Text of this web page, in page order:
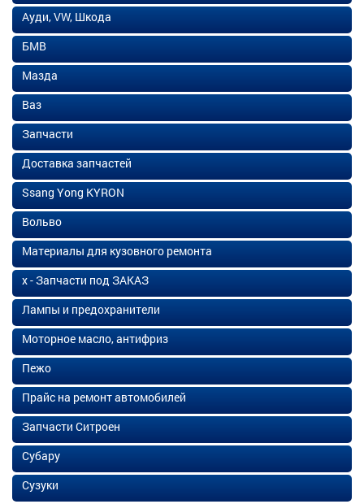
Ауди, VW, Шкода
БМВ
Мазда
Ваз
Запчасти
Доставка запчастей
Ssang Yong KYRON
Вольво
Материалы для кузовного ремонта
х - Запчасти под ЗАКАЗ
Лампы и предохранители
Моторное масло, антифриз
Пежо
Прайс на ремонт автомобилей
Запчасти Ситроен
Субару
Сузуки